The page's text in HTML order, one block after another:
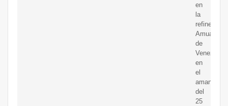
en
la
refinería
Amuay
de
Venezuela
en
el
amanecer
del
25